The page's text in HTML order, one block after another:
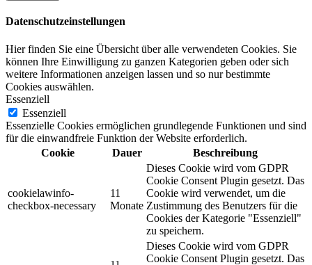
Datenschutzeinstellungen
Hier finden Sie eine Übersicht über alle verwendeten Cookies. Sie
können Ihre Einwilligung zu ganzen Kategorien geben oder sich
weitere Informationen anzeigen lassen und so nur bestimmte
Cookies auswählen.
Essenziell
Essenziell
Essenzielle Cookies ermöglichen grundlegende Funktionen und sind
für die einwandfreie Funktion der Website erforderlich.
Cookie
Dauer Beschreibung
cookielawinfo-
checkbox-necessary
11
Monate
Dieses Cookie wird vom GDPR
Cookie Consent Plugin gesetzt. Das
Cookie wird verwendet, um die
Zustimmung des Benutzers für die
Cookies der Kategorie "Essenziell"
zu speichern.
Dieses Cookie wird vom GDPR
Cookie Consent Plugin gesetzt. Das